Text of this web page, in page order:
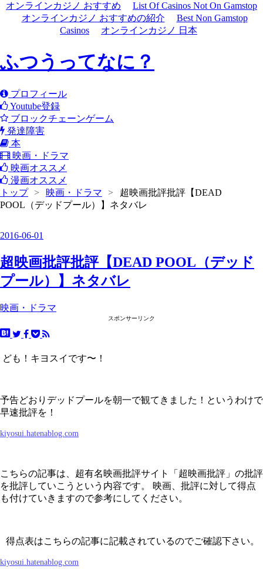
オンラインカジノ おすすめ
List Of Casinos Not On Gamstop
オンラインカジノ おすすめの紹介
Best Non Gamstop
Casinos
オンラインカジノ 日本
ふつうってなに？
プロフィール
Youtube登録
ブロックチェーンゲーム
発達障害
本
映画・ドラマ
映画オススメ
漫画オススメ
トップ
> 映画・ドラマ >
超映画批評批評【DEAD
POOL（デッドプール）】ネタバレ
2016-06-01
超映画批評批評【DEAD POOL（デッド
プール）】ネタバレ
映画・ドラマ
スポンサーリンク
ども！キヨスイです〜！
予告どおりデッドプールを朝一で観てきました！というわけで
早速批評を！
kiyosui.hatenablog.com
こちらの記事は、超有名映画批評サイト「超映画批評」の批評
を批評していこうという内容です。 映画、批評に対して得点
も付けていきますので参考にしてください。
得点表はこちらの記事に記載されているのでご確認下さい。
kiyosui.hatenablog.com